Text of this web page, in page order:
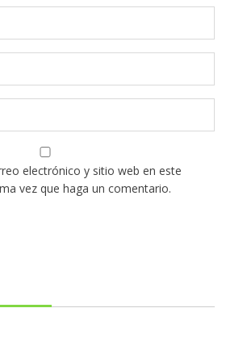
electrónico y sitio web en este
vez que haga un comentario.